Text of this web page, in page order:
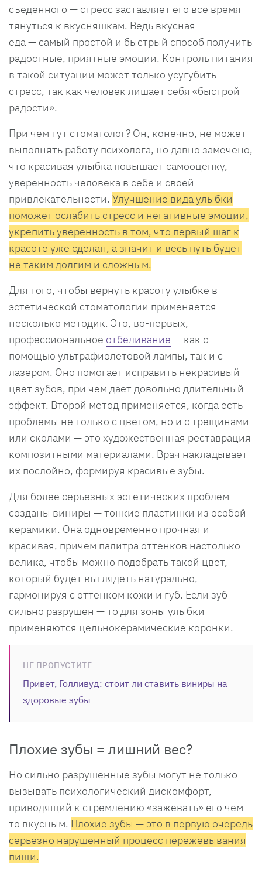
съеденного — стресс заставляет его все время
тянуться к вкусняшкам. Ведь вкусная
еда — самый простой и быстрый способ получить
радостные, приятные эмоции. Контроль питания
в такой ситуации может только усугубить
стресс, так как человек лишает себя «быстрой
радости».
При чем тут стоматолог? Он, конечно, не может
выполнять работу психолога, но давно замечено,
что красивая улыбка повышает самооценку,
уверенность человека в себе и своей
привлекательности. Улучшение вида улыбки
поможет ослабить стресс и негативные эмоции,
укрепить уверенность в том, что первый шаг к
красоте уже сделан, а значит и весь путь будет
не таким долгим и сложным.
Для того, чтобы вернуть красоту улыбке в
эстетической стоматологии применяется
несколько методик. Это, во-первых,
профессиональное отбеливание — как с
помощью ультрафиолетовой лампы, так и с
лазером. Оно помогает исправить некрасивый
цвет зубов, при чем дает довольно длительный
эффект. Второй метод применяется, когда есть
проблемы не только с цветом, но и с трещинами
или сколами — это художественная реставрация
композитными материалами. Врач накладывает
их послойно, формируя красивые зубы.
Для более серьезных эстетических проблем
созданы виниры — тонкие пластинки из особой
керамики. Она одновременно прочная и
красивая, причем палитра оттенков настолько
велика, чтобы можно подобрать такой цвет,
который будет выглядеть натурально,
гармонируя с оттенком кожи и губ. Если зуб
сильно разрушен — то для зоны улыбки
применяются цельнокерамические коронки.
НЕ ПРОПУСТИТЕ
Привет, Голливуд: стоит ли ставить виниры на
здоровые зубы
Плохие зубы = лишний вес?
Но сильно разрушенные зубы могут не только
вызывать психологический дискомфорт,
приводящий к стремлению «зажевать» его чем-
то вкусным. Плохие зубы — это в первую очередь
серьезно нарушенный процесс пережевывания
пищи.